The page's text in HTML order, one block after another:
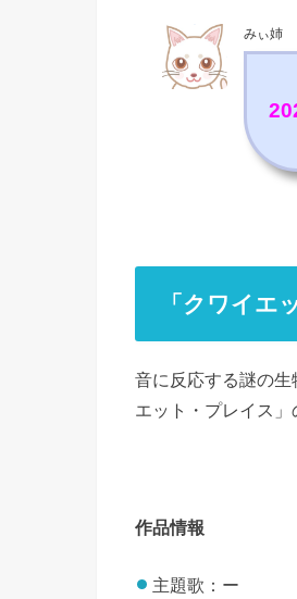
みぃ姉
「クワイエ
音に反応する謎の
エット・プレイス」
作品情報
主題歌：ー